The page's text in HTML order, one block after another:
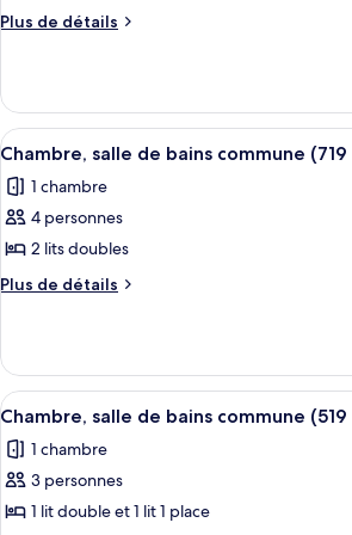
ce
chambre :
Chambre,
salle
de
bains
commune
(513
Private
Plus de détails
Plus
le
type
de
Chambre,
salle
bains
commune
(513
Afficher
toutes
les
photos
pour
ce
chambre :
Chambre,
salle
de
bains
commune
(719
Une
6
Chambre, salle de bains commune
1 chambre
4 personnes
2 lits doubles
Plus de détails
Plus
le
type
de
Chambre,
salle
bains
Afficher
toutes
les
photos
pour
Une
5
Chambre, salle de bains commune
1 chambre
3 personnes
1 lit double et 1 lit 1 place